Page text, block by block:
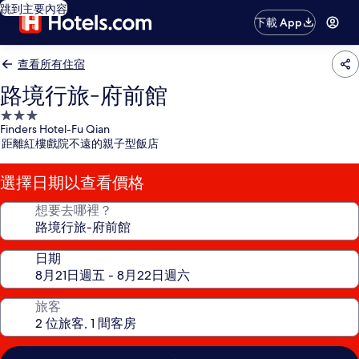
跳到主要內容
下載 App
查看所有住宿
路境行旅-府前館
3.0
星
級
住
宿
Finders Hotel-Fu Qian
距離紅樓戲院不遠的親子型飯店
選擇日期以查看價格
想要去哪裡？
日期
旅客